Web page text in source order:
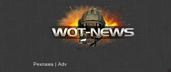
Реклама | Adv